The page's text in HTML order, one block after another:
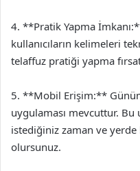
4. **Pratik Yapma
kullanıcıların kelimeleri
telaffuz pratiği yapma
5. **Mobil Erişim:**
uygulaması mevcuttur.
istediğiniz zaman ve yerde
olursunuz.